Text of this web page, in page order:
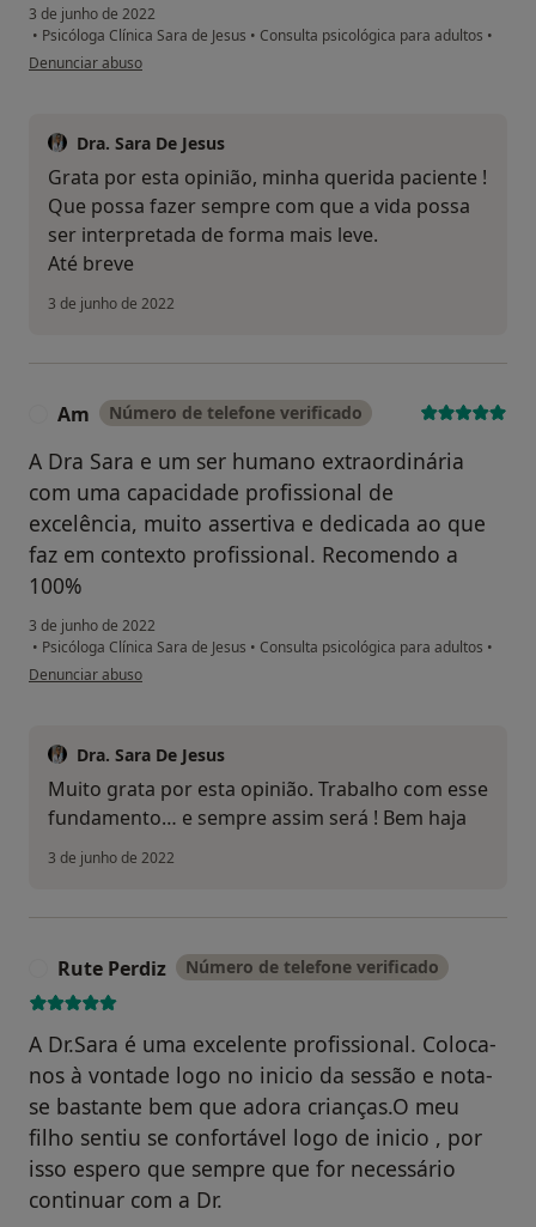
3 de junho de 2022
• Psicóloga Clínica Sara de Jesus • Consulta psicológica para adultos •
na opinião do utilizador Jéssica
Denunciar abuso
Dra. Sara De Jesus
Grata por esta opinião, minha querida paciente !
Que possa fazer sempre com que a vida possa
ser interpretada de forma mais leve.
Até breve
3 de junho de 2022
Am Número de telefone verificado
A Dra Sara e um ser humano extraordinária
com uma capacidade profissional de
excelência, muito assertiva e dedicada ao que
faz em contexto profissional. Recomendo a
100%
3 de junho de 2022
• Psicóloga Clínica Sara de Jesus • Consulta psicológica para adultos •
na opinião do utilizador Am
Denunciar abuso
Dra. Sara De Jesus
Muito grata por esta opinião. Trabalho com esse
fundamento… e sempre assim será ! Bem haja
3 de junho de 2022
Rute Perdiz Número de telefone verificado
A Dr.Sara é uma excelente profissional. Coloca-
nos à vontade logo no inicio da sessão e nota-
se bastante bem que adora crianças.O meu
filho sentiu se confortável logo de inicio , por
isso espero que sempre que for necessário
continuar com a Dr.